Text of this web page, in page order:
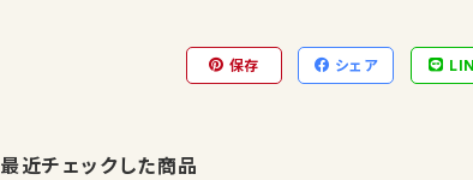
保存 シェア
最近チェックした商品